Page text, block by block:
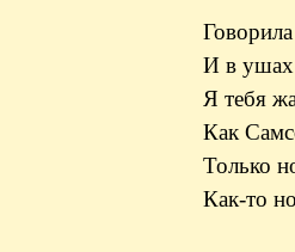
И в ушах
Я тебя
Как
Только
Как-то